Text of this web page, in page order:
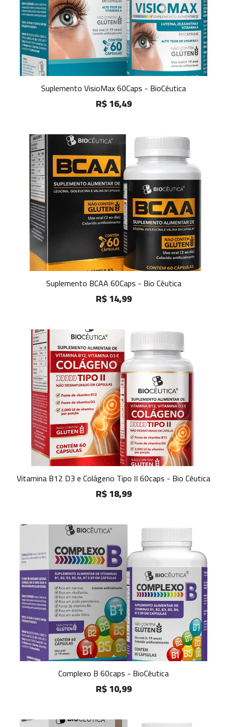
Suplemento VisioMax 60Caps - BioCêutica
R$ 16,49
Suplemento BCAA 60Caps - Bio Cêutica
R$ 14,99
Vitamina B12 D3 e Colágeno Tipo II 60caps - Bio Cêutica
R$ 18,99
Complexo B 60caps - BioCêutica
R$ 10,99